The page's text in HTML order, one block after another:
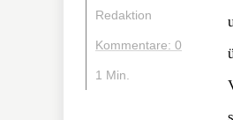
Redaktion
Kommentare: 0
1 Min.